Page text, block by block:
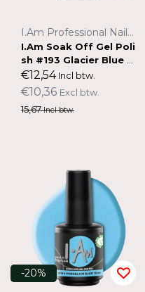
I.Am Professional Nail Systems
I.Am Soak Off Gel Poli
sh #193 Glacier Blue (1
5ml)
€12,54Incl btw.
€10,36 Excl btw.
15,67Incl btw.
-20%